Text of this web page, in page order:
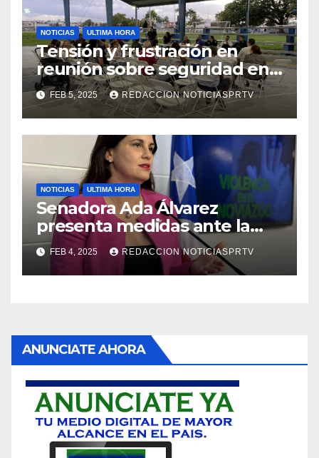
NOTICIAS ULTIMA HORA
Tensión y frustración en
reunión sobre seguridad en
Reparto Metropolitano
FEB 5, 2025 REDACCION NOTICIASPRTV
NOTICIAS ULTIMA HORA
Senadora Ada Álvarez
presenta medidas ante la
violencia en el noviazgo
FEB 4, 2025 REDACCION NOTICIASPRTV
ANUNCIATE AHORA